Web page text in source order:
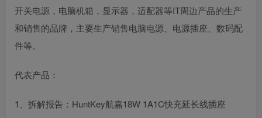
开关电源，电脑机箱，显示器，适配器等IT周边产品的生产
和销售的品牌，主要生产销售电脑电源、电源插座、数码配
件等。
代表产品：
1、拆解报告：HuntKey航嘉18W 1A1C快充延长线插座